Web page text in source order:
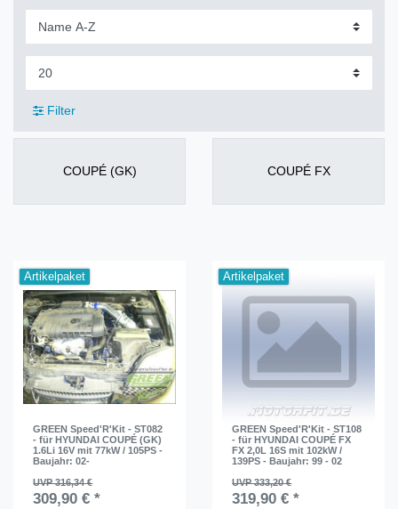
Filter
COUPÉ (GK) COUPÉ FX
Artikelpaket
GREEN Speed'R'Kit - ST082
- für HYUNDAI COUPÉ (GK)
1.6Li 16V mit 77kW / 105PS -
Baujahr: 02-
UVP 316,34 €
309,90 € *
Artikelpaket
GREEN Speed'R'Kit - ST108
- für HYUNDAI COUPÉ FX
FX 2,0L 16S mit 102kW /
139PS - Baujahr: 99 - 02
UVP 333,20 €
319,90 € *